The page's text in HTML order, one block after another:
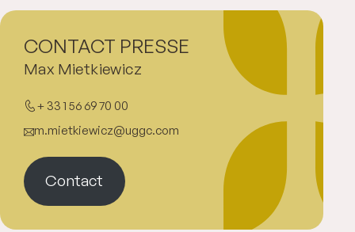
Max Mietkiewicz
+ 33 1 56 69 70 00
m.mietkiewicz@uggc.com
Contact
CONTACT PRESSE